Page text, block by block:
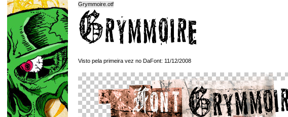
Grymmoire.otf
Visto pela primeira vez no DaFont: 11/12/2008